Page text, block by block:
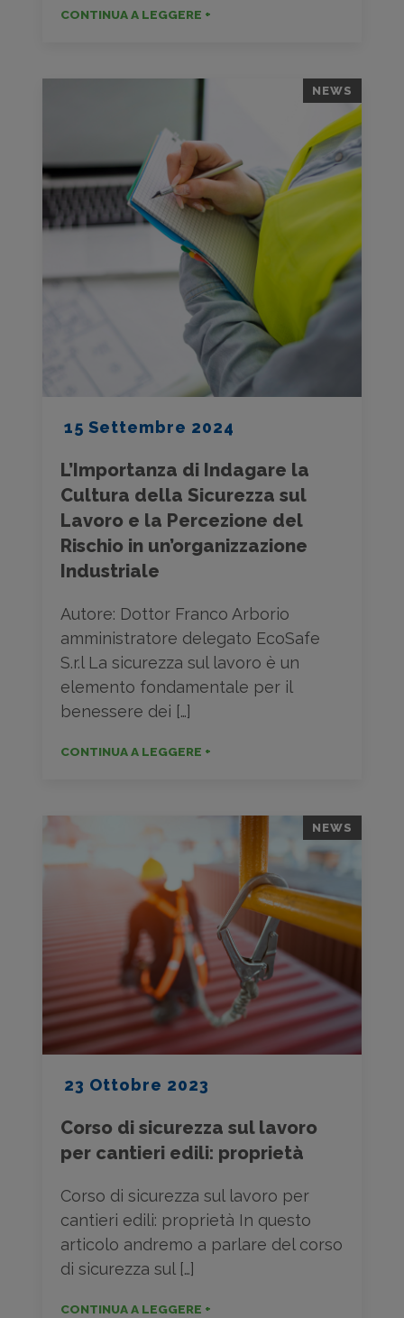
CONTINUA A LEGGERE +
15 Settembre 2024
NEWS
L’Importanza di Indagare la
Cultura della Sicurezza sul
Lavoro e la Percezione del
Rischio in un’organizzazione
Industriale
Autore: Dottor Franco Arborio
amministratore delegato EcoSafe
S.r.l La sicurezza sul lavoro è un
elemento fondamentale per il
benessere dei […]
CONTINUA A LEGGERE +
23 Ottobre 2023
NEWS
Corso di sicurezza sul lavoro
per cantieri edili: proprietà
Corso di sicurezza sul lavoro per
cantieri edili: proprietà In questo
articolo andremo a parlare del corso
di sicurezza sul […]
CONTINUA A LEGGERE +